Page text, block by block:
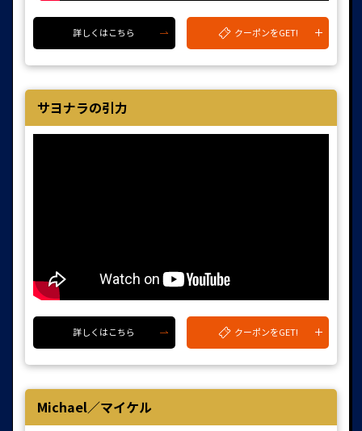
詳しくはこちら クーポンをGET!
サヨナラの引力
詳しくはこちら クーポンをGET!
Michael／マイケル